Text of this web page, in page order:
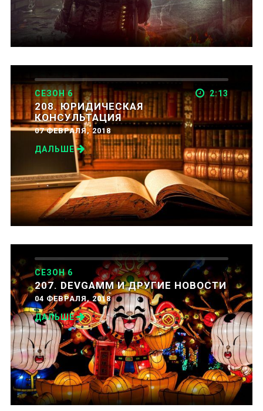
СЕЗОН 6 2:13
208. ЮРИДИЧЕСКАЯ
КОНСУЛЬТАЦИЯ
07 ФЕВРАЛЯ, 2018
ДАЛЬШЕ
СЕЗОН 6
207. DEVGAMM И ДРУГИЕ НОВОСТИ
04 ФЕВРАЛЯ, 2018
ДАЛЬШЕ